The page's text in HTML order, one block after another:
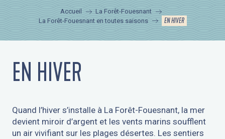
Accueil
La Forêt-Fouesnant
La Forêt-Fouesnant en toutes saisons
EN HIVER
EN HIVER
Quand l’hiver s’installe à La Forêt-Fouesnant, la mer
devient miroir d’argent et les vents marins soufflent
un air vivifiant sur les plages désertes. Les sentiers